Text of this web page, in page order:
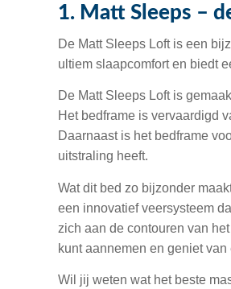
1. Matt Sleeps –
De Matt Sleeps Loft is een
ultiem slaapcomfort en biedt
De Matt Sleeps Loft is
Het bedframe is vervaardigd
Daarnaast is het bedframe
uitstraling heeft.
Wat dit bed zo bijzonder
een innovatief veersysteem
zich aan de contouren van
kunt aannemen en geniet
Wil jij weten wat het beste